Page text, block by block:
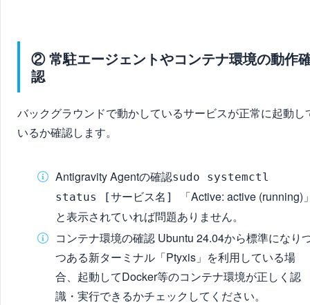
② 常駐エージェントやコンテナ環境の動作
認
バックグラウンドで動かしているサービスが正常に起動し
いるか確認します。
Antigravity Agentの確認sudo systemctl
status [サービス名]
「Active: active (running)
と表示されていれば問題ありません。
コンテナ環境の確認 Ubuntu 24.04から標準になり
つある新ターミナル「Ptyxis」を利用している場
合、起動してDocker等のコンテナ環境が正しく認
識・実行できるかチェックしてください。